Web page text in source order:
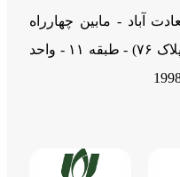
آباد - مابین چهارراه
سرو و کتاب - برج لیام (پلاک ۷۶) - طبقه ۱۱ - واحد